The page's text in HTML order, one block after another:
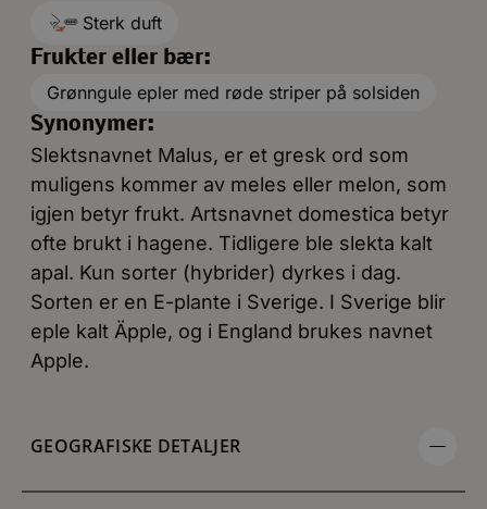
Sterk duft
Frukter eller bær:
Grønngule epler med røde striper på solsiden
Synonymer:
Slektsnavnet Malus, er et gresk ord som
muligens kommer av meles eller melon, som
igjen betyr frukt. Artsnavnet domestica betyr
ofte brukt i hagene. Tidligere ble slekta kalt
apal. Kun sorter (hybrider) dyrkes i dag.
Sorten er en E-plante i Sverige. I Sverige blir
eple kalt Äpple, og i England brukes navnet
Apple.
GEOGRAFISKE DETALJER